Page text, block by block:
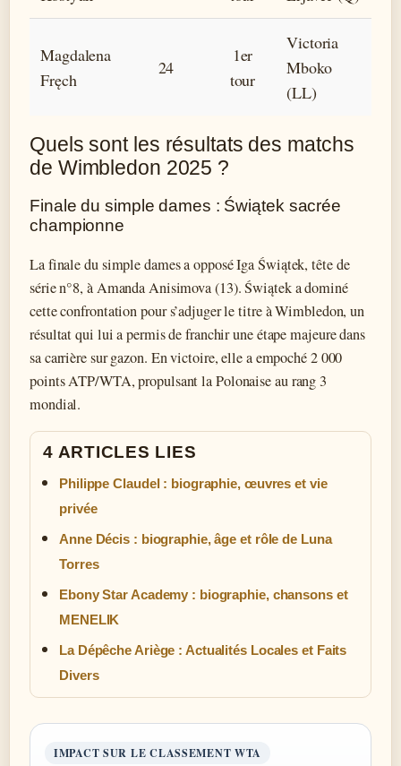
Magdalena
Fręch
24
1er
tour
Victoria
Mboko
(LL)
Quels sont les résultats des matchs
de Wimbledon 2025 ?
Finale du simple dames : Świątek sacrée
championne
La finale du simple dames a opposé Iga Świątek, tête de
série n°8, à Amanda Anisimova (13). Świątek a dominé
cette confrontation pour s’adjuger le titre à Wimbledon, un
résultat qui lui a permis de franchir une étape majeure dans
sa carrière sur gazon. En victoire, elle a empoché 2 000
points ATP/WTA, propulsant la Polonaise au rang 3
mondial.
4 ARTICLES LIES
Philippe Claudel : biographie, œuvres et vie
privée
Anne Décis : biographie, âge et rôle de Luna
Torres
Ebony Star Academy : biographie, chansons et
MENELIK
La Dépêche Ariège : Actualités Locales et Faits
Divers
IMPACT SUR LE CLASSEMENT WTA